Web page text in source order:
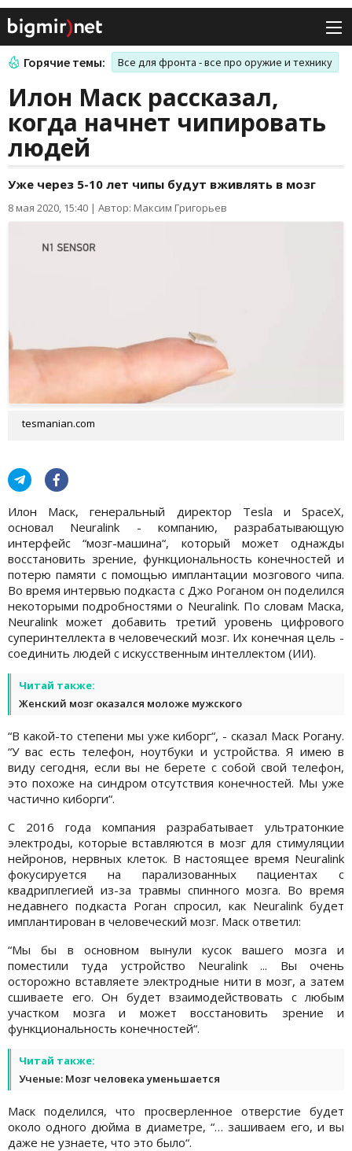
Горячие темы: Все для фронта - все про оружие и технику
Илон Маск рассказал,
когда начнет чипировать
людей
Уже через 5-10 лет чипы будут вживлять в мозг
8 мая 2020, 15:40 | Автор: Максим Григорьев
tesmanian.com
Илон Маск, генеральный директор Tesla и SpaceX,
основал Neuralink - компанию, разрабатывающую
интерфейс “мозг-машина“, который может однажды
восстановить зрение, функциональность конечностей и
потерю памяти с помощью имплантации мозгового чипа.
Во время интервью подкаста с Джо Роганом он поделился
некоторыми подробностями о Neuralink. По словам Маска,
Neuralink может добавить третий уровень цифрового
суперинтеллекта в человеческий мозг. Их конечная цель -
соединить людей с искусственным интеллектом (ИИ).
Читай также:
Женский мозг оказался моложе мужского
“В какой-то степени мы уже киборг“, - сказал Маск Рогану.
“У вас есть телефон, ноутбуки и устройства. Я имею в
виду сегодня, если вы не берете с собой свой телефон,
это похоже на синдром отсутствия конечностей. Мы уже
частично киборги“.
С 2016 года компания разрабатывает ультратонкие
электроды, которые вставляются в мозг для стимуляции
нейронов, нервных клеток. В настоящее время Neuralink
фокусируется на парализованных пациентах с
квадриплегией из-за травмы спинного мозга. Во время
недавнего подкаста Роган спросил, как Neuralink будет
имплантирован в человеческий мозг. Маск ответил:
“Мы бы в основном вынули кусок вашего мозга и
поместили туда устройство Neuralink ... Вы очень
осторожно вставляете электродные нити в мозг, а затем
сшиваете его. Он будет взаимодействовать с любым
участком мозга и может восстановить зрение и
функциональность конечностей“.
Читай также:
Ученые: Мозг человека уменьшается
Маск поделился, что просверленное отверстие будет
около одного дюйма в диаметре, “… зашиваем его, и вы
даже не узнаете, что это было“.